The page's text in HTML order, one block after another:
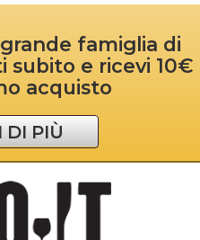
famiglia di
subito e ricevi 10€
acquisto
DI PIÙ